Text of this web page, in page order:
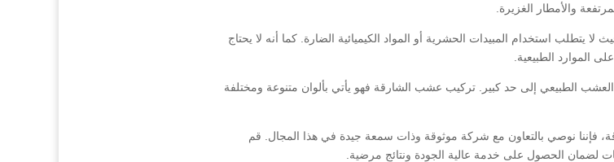
والأمطار الغزيرة.
يتطلب استخدام المبيدات الحشرية أو المواد الكيميائية الضارة. كما أنه لا يحتاج
الموارد الطبيعية.
الطبيعي إلى حد كبير. تركيب عشب الشارقة فهو يأتي بألوان متنوعة ومختلفة
فإننا نوصي بالتعاون مع شركة موثوقة وذات سمعة جيدة في هذا المجال. قم
لضمان الحصول على خدمة عالية الجودة ونتائج مرضية.